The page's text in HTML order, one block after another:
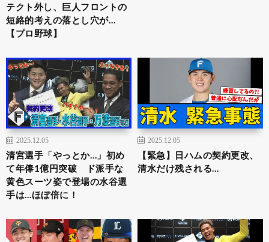
テクト外し、巨人フロントの
短絡的考えの落とし穴が…
【プロ野球】
2025.12.05
清宮選手「やっとか…」初め
て年俸1億円突破 ド派手な
黄色スーツ姿で登場の水谷選
手は…ほぼ倍に！
2025.12.05
【緊急】日ハムの契約更改、
清水だけ残される…